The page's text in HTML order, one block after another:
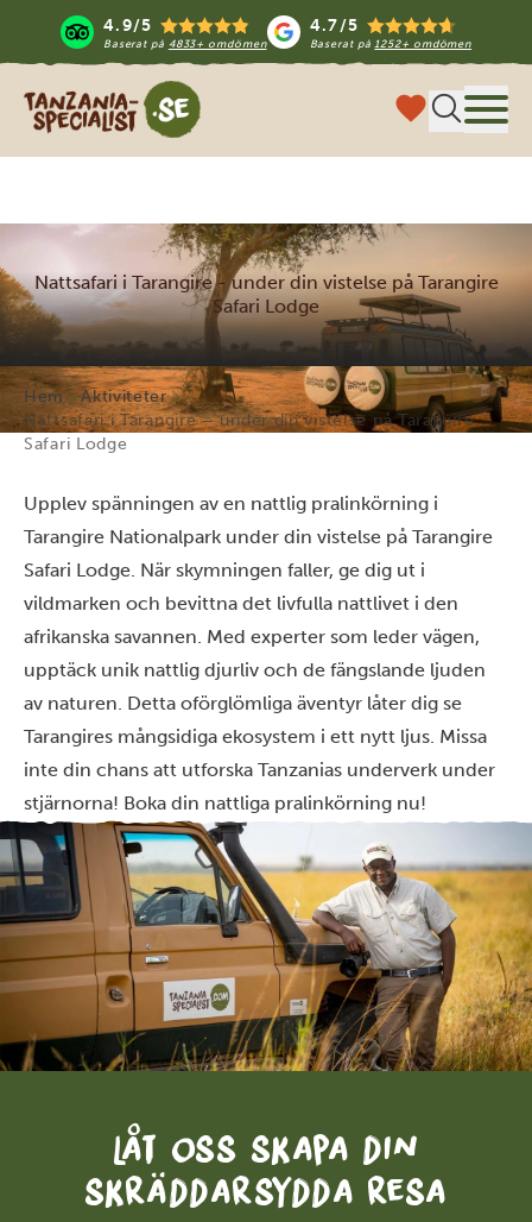
4.9/5
Baserat på 4833+ omdömen
4.7/5
Baserat på1252+ omdömen
Tanzania Specialist
Nattsafari i Tarangire - under din vistelse på Tarangire
Safari Lodge
Hem
Aktiviteter
Nattsafari i Tarangire – under din vistelse på Tarangire
Safari Lodge
Upplev spänningen av en nattlig pralinkörning i
Tarangire Nationalpark under din vistelse på Tarangire
Safari Lodge. När skymningen faller, ge dig ut i
vildmarken och bevittna det livfulla nattlivet i den
afrikanska savannen. Med experter som leder vägen,
upptäck unik nattlig djurliv och de fängslande ljuden
av naturen. Detta oförglömliga äventyr låter dig se
Tarangires mångsidiga ekosystem i ett nytt ljus. Missa
inte din chans att utforska Tanzanias underverk under
stjärnorna! Boka din nattliga pralinkörning nu!
Låt oss skapa din
skräddarsydda resa